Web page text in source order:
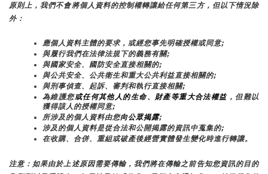
原則上，我們不會將個人資料的控制權轉讓給任何第三方，但以下情況除
外：
應個人資料主體的要求，或經您事先明確授權或同意;
與履行我們在法律法規下的義務有關;
與國家安全、國防安全直接相關的;
與公共安全、公共衛生和重大公共利益直接相關的;
與刑事偵查、起訴、審判和執行直接相關;
為維護您或任何其他人的生命、財產等重大合法權益，但難以
獲得該人的授權同意;
所涉及的個人資料由您向公眾揭露;
涉及的個人資料是從合法和公開揭露的資訊中蒐集的;
在收購、合併、重組或破產後經營實體發生變化時進行轉讓。
注意：如果由於上述原因需要傳輸，我們將在傳輸之前告知您資訊的目的